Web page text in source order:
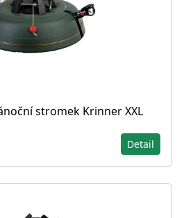
stromek Krinner XXL
Detail